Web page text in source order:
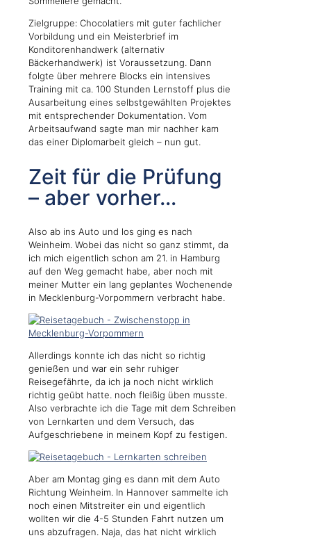
Zielgruppe: Chocolatiers mit guter fachlicher
Vorbildung und ein Meisterbrief im
Konditorenhandwerk (alternativ
Bäckerhandwerk) ist Voraussetzung. Dann
folgte über mehrere Blocks ein intensives
Training mit ca. 100 Stunden Lernstoff plus die
Ausarbeitung eines selbstgewählten Projektes
mit entsprechender Dokumentation. Vom
Arbeitsaufwand sagte man mir nachher kam
das einer Diplomarbeit gleich – nun gut.
Zeit für die Prüfung
– aber vorher…
Also ab ins Auto und los ging es nach
Weinheim. Wobei das nicht so ganz stimmt, da
ich mich eigentlich schon am 21. in Hamburg
auf den Weg gemacht habe, aber noch mit
meiner Mutter ein lang geplantes Wochenende
in Mecklenburg-Vorpommern verbracht habe.
Allerdings konnte ich das nicht so richtig
genießen und war ein sehr ruhiger
Reisegefährte, da ich ja noch nicht wirklich
richtig geübt hatte. noch fleißig üben musste.
Also verbrachte ich die Tage mit dem Schreiben
von Lernkarten und dem Versuch, das
Aufgeschriebene in meinem Kopf zu festigen.
Aber am Montag ging es dann mit dem Auto
Richtung Weinheim. In Hannover sammelte ich
noch einen Mitstreiter ein und eigentlich
wollten wir die 4-5 Stunden Fahrt nutzen um
uns abzufragen. Naja, das hat nicht wirklich